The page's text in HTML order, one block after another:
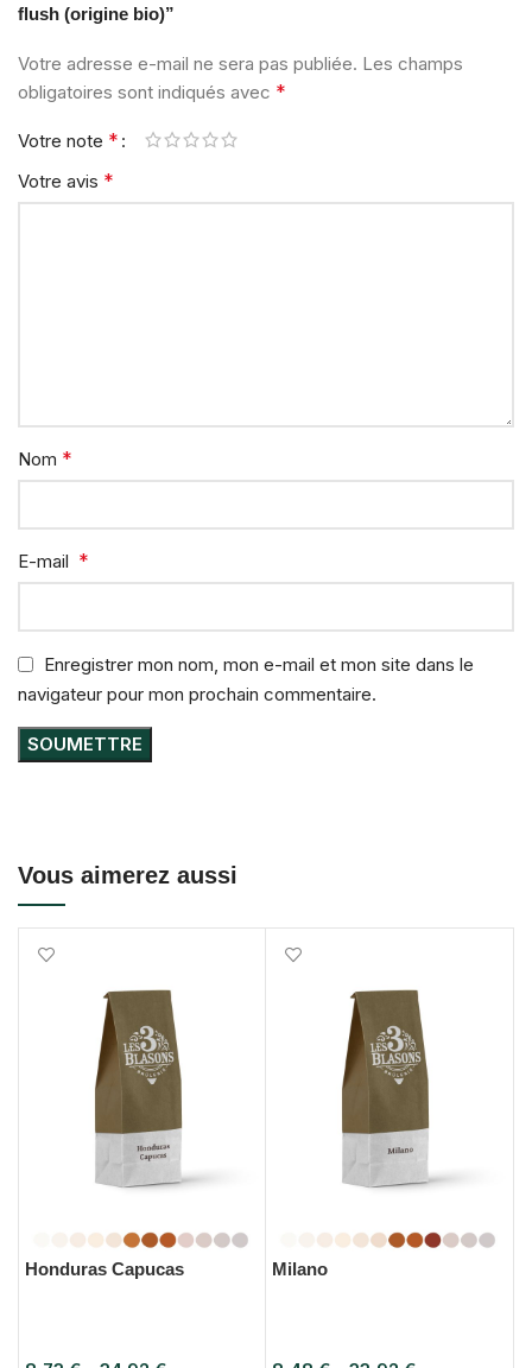
flush (origine bio)”
Votre adresse e-mail ne sera pas publiée. Les champs
obligatoires sont indiqués avec *
Votre note *
Votre avis *
Nom *
E-mail *
Enregistrer mon nom, mon e-mail et mon site dans le
navigateur pour mon prochain commentaire.
Vous aimerez aussi
Honduras Capucas Milano